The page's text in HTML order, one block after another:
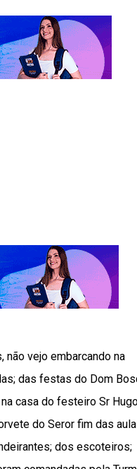
não vejo embarcando na
das festas do Dom
casa do festeiro Sr
do Seror fim das
dos escoteiros;